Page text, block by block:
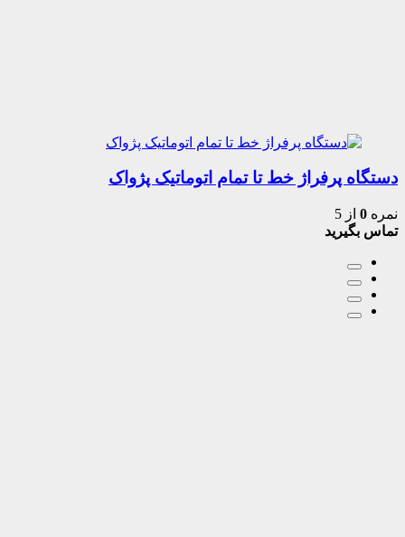
دستگاه پرفراژ خط تا تمام اتوماتیک پژواک
نمره 0 از 5
تماس بگیرید